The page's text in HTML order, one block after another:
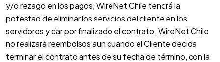
y/o rezago en los pagos, WireNet Chile tendrá la
potestad de eliminar los servicios del cliente en los
servidores y dar por finalizado el contrato. WireNet Chile
no realizará reembolsos aun cuando el Cliente decida
terminar el contrato antes de su fecha de término, con la